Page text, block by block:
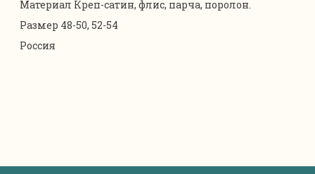
Материал Креп-сатин, флис, парча, поролон.
Размер 48-50, 52-54
Россия